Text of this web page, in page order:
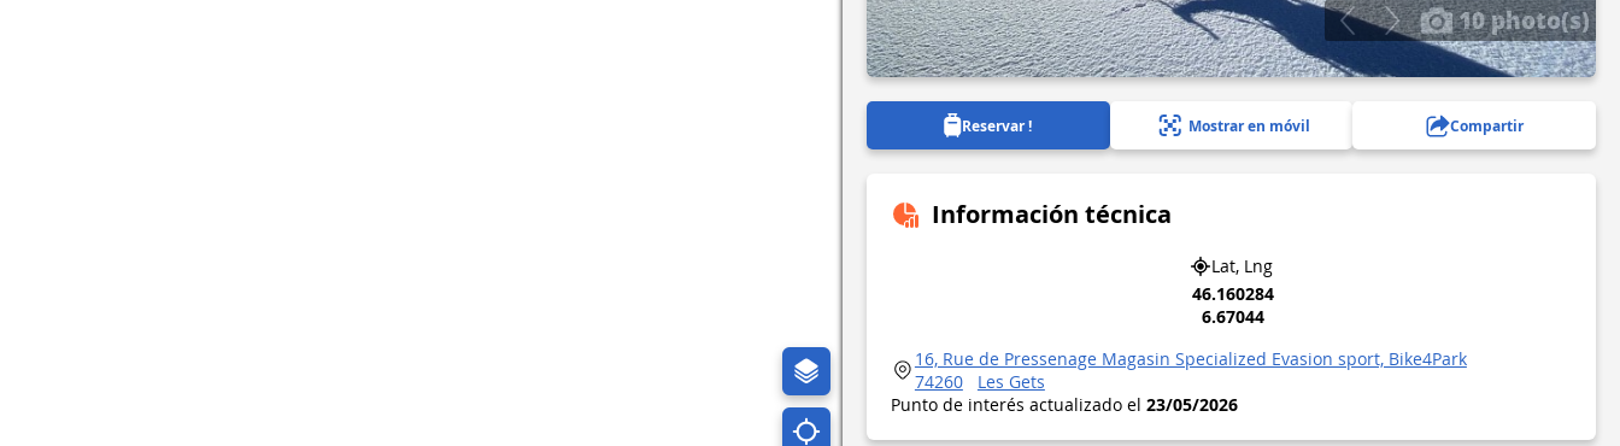
10 photo(s)
Reservar ! Mostrar en móvil Compartir
Información técnica
Lat, Lng
46.160284
6.67044
16, Rue de Pressenage Magasin Specialized Evasion sport, Bike4Park
74260
Les Gets
Punto de interés actualizado el 23/05/2026